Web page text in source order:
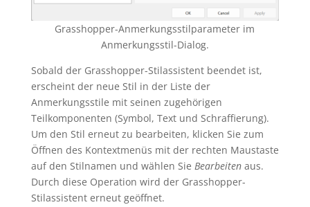
Grasshopper-Anmerkungsstilparameter im
Anmerkungsstil-Dialog.
Sobald der Grasshopper-Stilassistent beendet ist,
erscheint der neue Stil in der Liste der
Anmerkungsstile mit seinen zugehörigen
Teilkomponenten (Symbol, Text und Schraffierung).
Um den Stil erneut zu bearbeiten, klicken Sie zum
Öffnen des Kontextmenüs mit der rechten Maustaste
auf den Stilnamen und wählen Sie Bearbeitenaus.
Durch diese Operation wird der Grasshopper-
Stilassistent erneut geöffnet.